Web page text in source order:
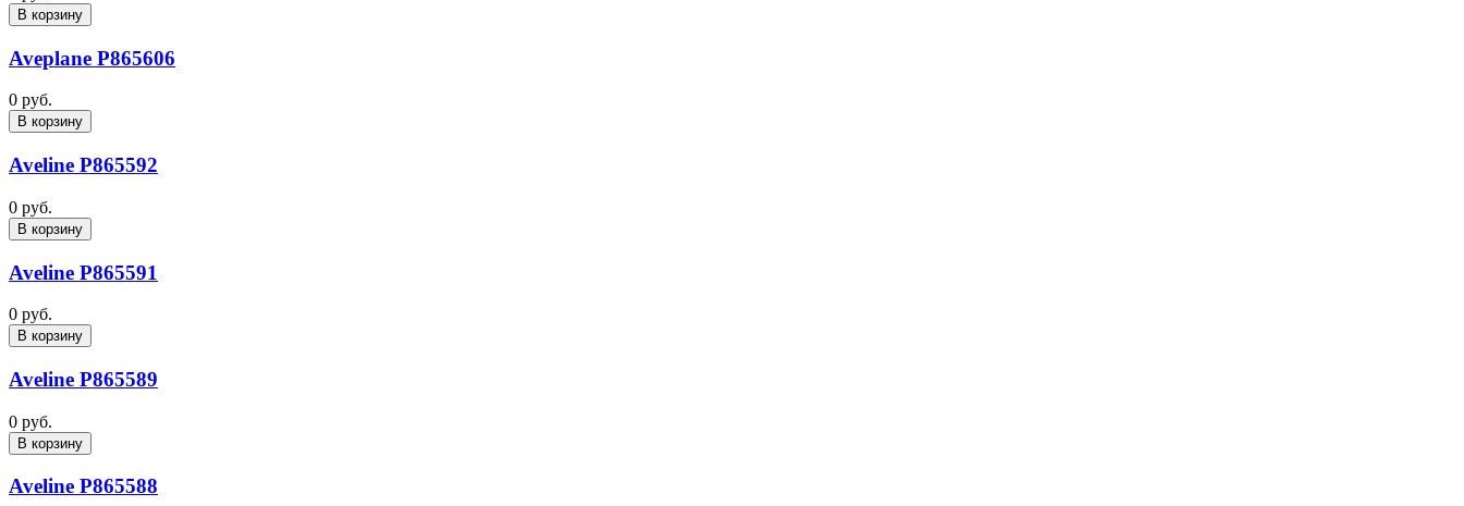
В корзину
Aveplane P865606
0 руб.
В корзину
Aveline P865592
0 руб.
В корзину
Aveline P865591
0 руб.
В корзину
Aveline P865589
0 руб.
В корзину
Aveline P865588